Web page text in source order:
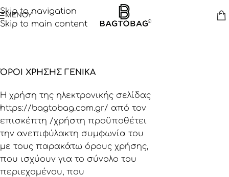
Skip to navigation
Skip to main content
ΜΕΝΟΥ
ΌΡΟΙ ΧΡΗΣΗΣ ΓΕΝΙΚΑ
Η χρήση της ηλεκτρονικής σελίδας
https://bagtobag.com.gr/ από τον
επισκέπτη /χρήστη προϋποθέτει
την ανεπιφύλακτη συμφωνία του
με τους παρακάτω όρους χρήσης,
που ισχύουν για το σύνολο του
περιεχομένου, που